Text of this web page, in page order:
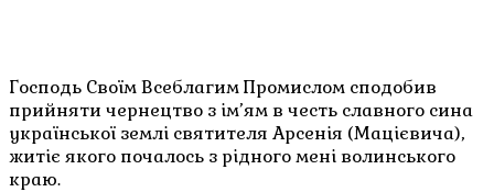
Господь Своїм Всеблагим Промислом сподобив
прийняти чернецтво з ім’ям в честь славного сина
української землі святителя Арсенія (Мацієвича),
житіє якого почалось з рідного мені волинського
краю.